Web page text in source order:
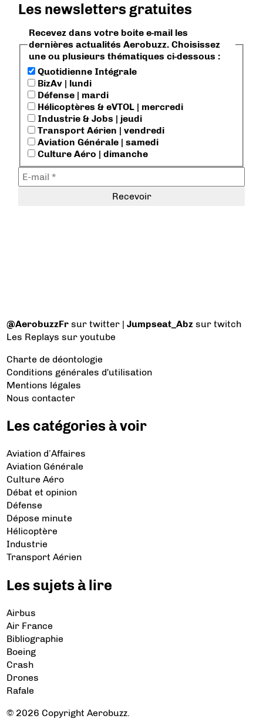
Les newsletters gratuites
Recevez dans votre boite e-mail les
dernières actualités Aerobuzz. Choisissez
une ou plusieurs thématiques ci-dessous :
Quotidienne Intégrale
BizAv | lundi
Défense | mardi
Hélicoptères & eVTOL | mercredi
Industrie & Jobs | jeudi
Transport Aérien | vendredi
Aviation Générale | samedi
Culture Aéro | dimanche
@AerobuzzFr sur twitter |Jumpseat_Abz sur twitch
Les Replays sur youtube
Charte de déontologie
Conditions générales d'utilisation
Mentions légales
Nous contacter
Les catégories à voir
Aviation d’Affaires
Aviation Générale
Culture Aéro
Débat et opinion
Défense
Dépose minute
Hélicoptère
Industrie
Transport Aérien
Les sujets à lire
Airbus
Air France
Bibliographie
Boeing
Crash
Drones
Rafale
© 2026 Copyright Aerobuzz.